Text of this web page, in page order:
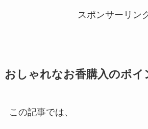
スポンサーリン
おしゃれなお香購入のポイ
この記事では、